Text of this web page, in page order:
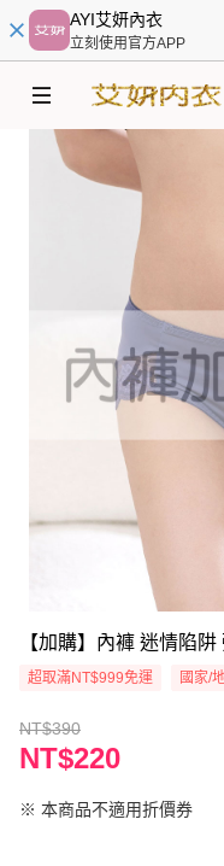
AYI艾妍內衣
立刻使用官方APP
【加購】內褲 迷情陷
超取滿NT$999免運 國家/
NT$390
NT$220
※ 本商品不適用折價券